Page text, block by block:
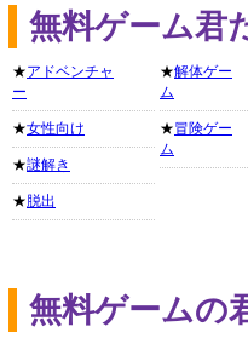
無料ゲーム君
★アドベンチャ
ー
★女性向け
★謎解き
★ 脱出
★解体ゲー
ム
★冒険ゲー
ム
無料ゲームの